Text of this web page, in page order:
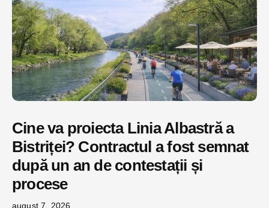
Cine va proiecta Linia Albastră a
Bistriței? Contractul a fost semnat
după un an de contestații și
procese
august 7, 2026